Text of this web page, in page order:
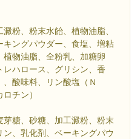
粉、粉末水飴、植物油脂、
ングパウダー、食塩、増粘
物油脂、全粉乳、加糖卵
ハロース、グリシン、香
酸味料、リン酸塩（Ｎ
チン）
糖、砂糖、加工澱粉、粉末
、乳化剤、ベーキングパウ